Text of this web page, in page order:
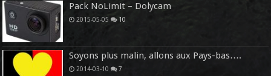
Pack NoLimit – Dolycam
2015-05-05 10
Soyons plus malin, allons aux Pays-bas….
2014-03-10 7